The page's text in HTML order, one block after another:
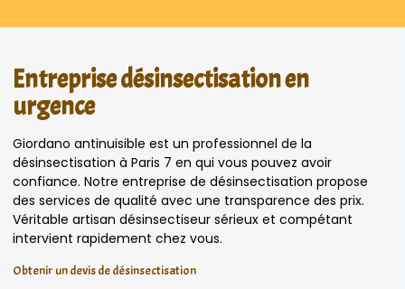
Entreprise désinsectisation en
urgence
Giordano antinuisible est un professionnel de la
désinsectisation à Paris 7 en qui vous pouvez avoir
confiance. Notre entreprise de désinsectisation propose
des services de qualité avec une transparence des prix.
Véritable artisan désinsectiseur sérieux et compétant
intervient rapidement chez vous.
Obtenir un devis de désinsectisation